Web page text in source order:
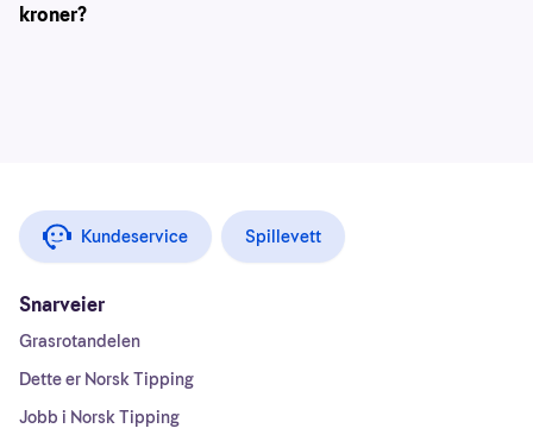
kroner?
Kundeservice Spillevett
Snarveier
Grasrotandelen
Dette er Norsk Tipping
Jobb i Norsk Tipping